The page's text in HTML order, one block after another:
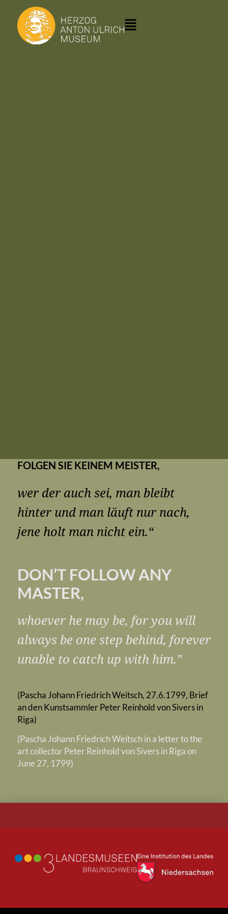
FOLGEN SIE KEINEM MEISTER,
wer der auch sei, man bleibt
hinter und man läuft nur nach,
jene holt man nicht ein.“
DON’T FOLLOW ANY
MASTER,
whoever he may be, for you will
always be one step behind, forever
unable to catch up with him.”
(Pascha Johann Friedrich Weitsch, 27.6.1799, Brief
an den Kunstsammler Peter Reinhold von Sivers in
Riga)
(Pascha Johann Friedrich Weitsch in a letter to the
art collector Peter Reinhold von Sivers in Riga on
June 27, 1799)